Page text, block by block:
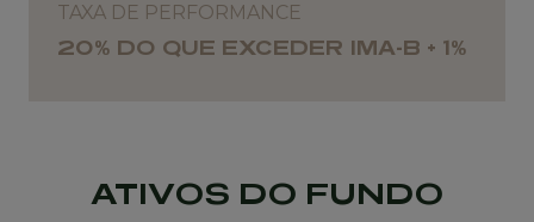
TAXA DE PERFORMANCE
20% DO QUE EXCEDER IMA-B + 1%
ATIVOS DO FUNDO